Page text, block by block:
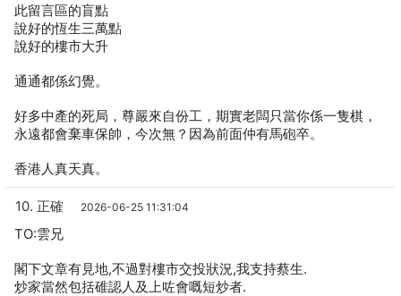
此留言區的盲點
說好的恆生三萬點
說好的樓市大升
通通都係幻覺。
好多中產的死局，尊嚴來自份工，期實老闆只當你係一隻棋，
永遠都會棄車保帥，今次無？因為前面仲有馬砲卒。
香港人真天真。
10. 正確 2026-06-25 11:31:04
TO:雲兄
閣下文章有見地,不過對樓市交投狀況,我支持蔡生.
炒家當然包括碓認人及上咗會嘅短炒者.